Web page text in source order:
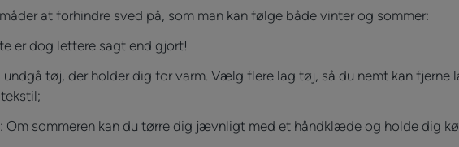
at forhindre sved på, som man kan følge både vinter og sommer:
er dog lettere sagt end gjort!
tøj, der holder dig for varm. Vælg flere lag tøj, så du nemt kan
Om sommeren kan du tørre dig jævnligt med et håndklæde og holde dig